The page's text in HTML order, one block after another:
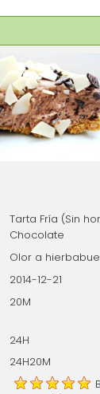
Tarta Fría (Sin
Chocolate
Olor a
2014-12-21
20M
24H
24H20M